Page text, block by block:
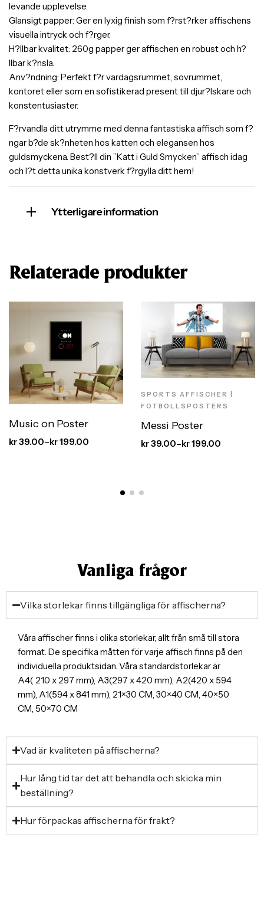
levande upplevelse.
Glansigt papper: Ger en lyxig finish som f?rst?rker affischens
visuella intryck och f?rger.
H?llbar kvalitet: 260g papper ger affischen en robust och h?
llbar k?nsla.
Anv?ndning: Perfekt f?r vardagsrummet, sovrummet,
kontoret eller som en sofistikerad present till djur?lskare och
konstentusiaster.
F?rvandla ditt utrymme med denna fantastiska affisch som f?
ngar b?de sk?nheten hos katten och elegansen hos
guldsmyckena. Best?ll din ”Katt i Guld Smycken” affisch idag
och l?t detta unika konstverk f?rgylla ditt hem!
Ytterligare information
Relaterade produkter
Music on Poster
kr39.00–kr199.00
SPORTS AFFISCHER |
FOTBOLLSPOSTERS
Messi Poster
kr39.00–kr199.00
Vanliga frågor
Vilka storlekar finns tillgängliga för affischerna?
Våra affischer finns i olika storlekar, allt från små till stora
format. De specifika måtten för varje affisch finns på den
individuella produktsidan. Våra standardstorlekar är
A4( 210 x 297 mm), A3(297 x 420 mm), A2(420 x 594
mm), A1(594 x 841 mm), 21×30 CM, 30×40 CM, 40×50
CM, 50×70 CM
Vad är kvaliteten på affischerna?
Hur lång tid tar det att behandla och skicka min
beställning?
Hur förpackas affischerna för frakt?